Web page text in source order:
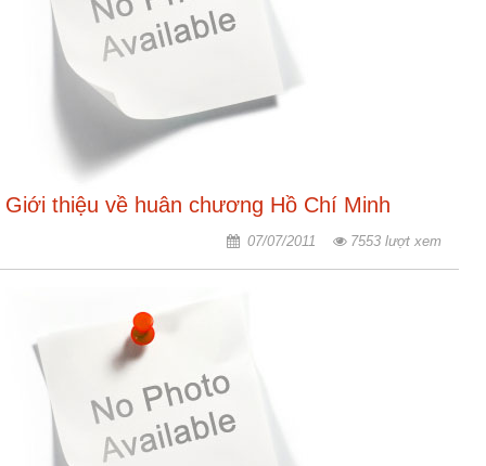
Giới thiệu về huân chương Hồ Chí Minh
07/07/2011 7553 lượt xem